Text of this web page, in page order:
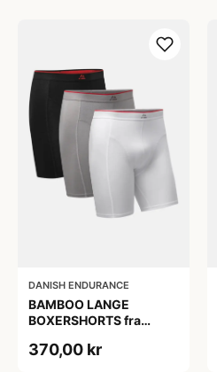
DANISH ENDURANCE
BAMBOO LANGE
BOXERSHORTS fra
Sort/Rød | Grå | Hvid 3-
370,00 kr